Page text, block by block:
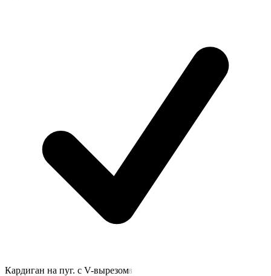
Кардиган на пуг. с V-вырезом8